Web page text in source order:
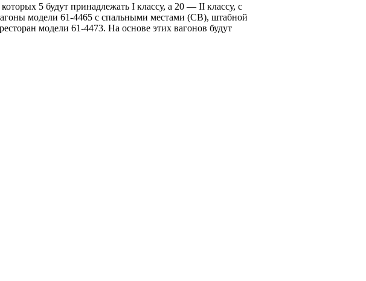
5 будут принадлежать I классу, а 20 — II классу, с
модели 61-4465 с спальными местами (СВ), штабной
модели 61-4473. На основе этих вагонов будут